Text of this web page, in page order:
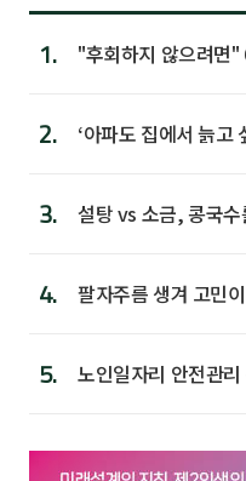
1.
"후회하지 않으려면
2.
‘아파도 집에서 늙
3. 설탕 vs 소금, 콩국
4. 팔자주름 생겨 고민
5.
노인일자리 안전관